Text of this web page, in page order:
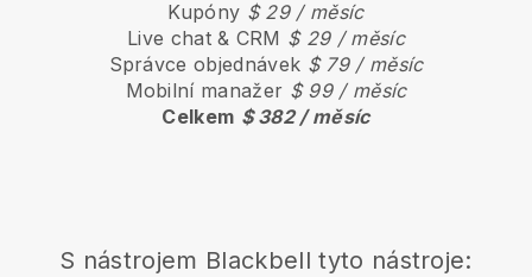
Kupóny $ 29 / měsíc
Live chat & CRM $ 29 / měsíc
Správce objednávek $ 79 / měsíc
Mobilní manažer $ 99 / měsíc
Celkem $ 382 / měsíc
S nástrojem Blackbell tyto nástroje: